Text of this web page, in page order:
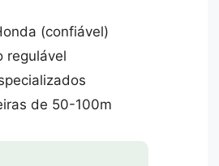
(confiável)
regulável
de 50-100m